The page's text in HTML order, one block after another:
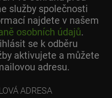
služby společnosti
najdete v našem
osobních údajů.
se k odběru
aktivujete a můžete
adresu.